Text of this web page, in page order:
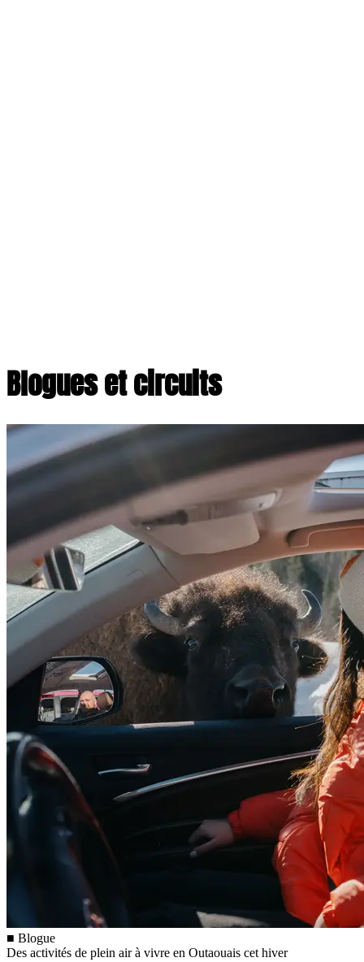
Blogues et circuits
■ Blogue
Des activités de plein air à vivre en Outaouais cet hiver